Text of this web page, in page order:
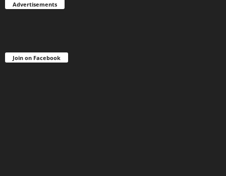
Advertisements
Join on Facebook